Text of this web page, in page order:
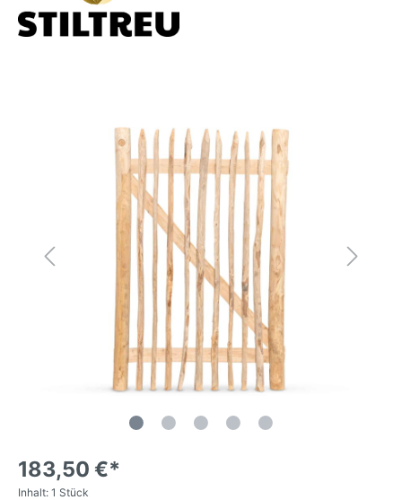
183,50 €*
Inhalt: 1 Stück